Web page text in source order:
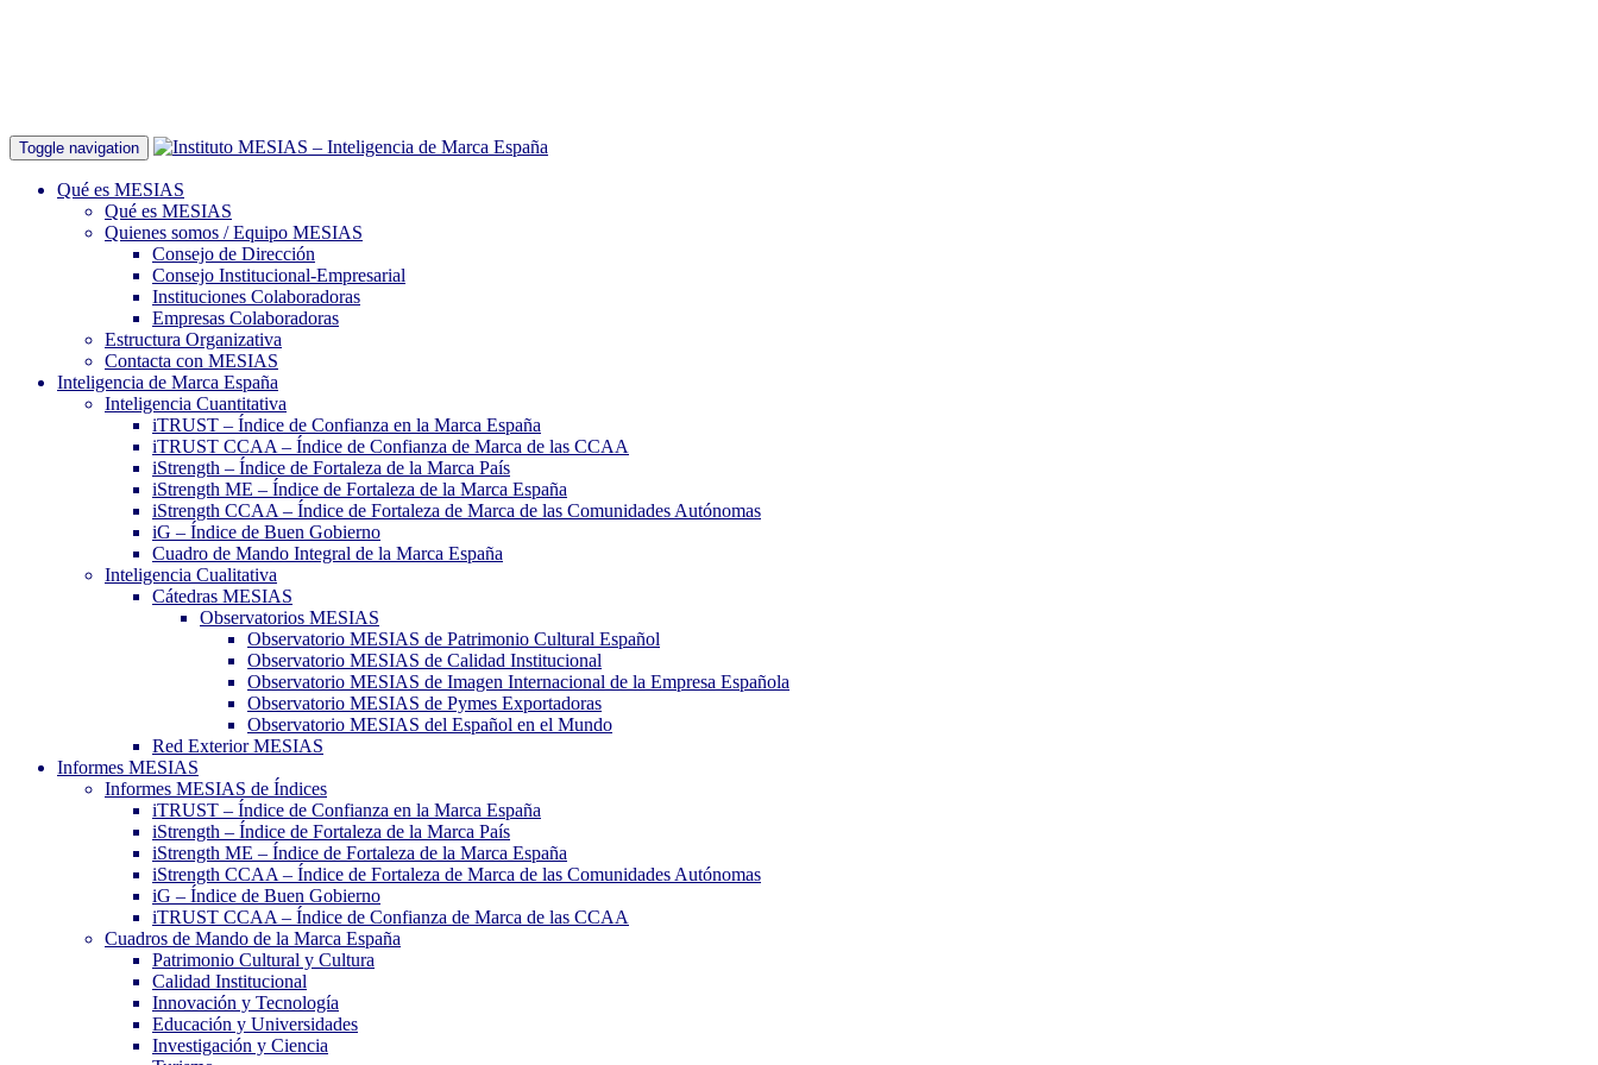
Toggle navigation
Qué es MESIAS
Qué es MESIAS
Quienes somos / Equipo MESIAS
Consejo de Dirección
Consejo Institucional-Empresarial
Instituciones Colaboradoras
Empresas Colaboradoras
Estructura Organizativa
Contacta con MESIAS
Inteligencia de Marca España
Inteligencia Cuantitativa
iTRUST – Índice de Confianza en la Marca España
iTRUST CCAA – Índice de Confianza de Marca de las CCAA
iStrength – Índice de Fortaleza de la Marca País
iStrength ME – Índice de Fortaleza de la Marca España
iStrength CCAA – Índice de Fortaleza de Marca de las Comunidades Autónomas
iG – Índice de Buen Gobierno
Cuadro de Mando Integral de la Marca España
Inteligencia Cualitativa
Cátedras MESIAS
Observatorios MESIAS
Observatorio MESIAS de Patrimonio Cultural Español
Observatorio MESIAS de Calidad Institucional
Observatorio MESIAS de Imagen Internacional de la Empresa Española
Observatorio MESIAS de Pymes Exportadoras
Observatorio MESIAS del Español en el Mundo
Red Exterior MESIAS
Informes MESIAS
Informes MESIAS de Índices
iTRUST – Índice de Confianza en la Marca España
iStrength – Índice de Fortaleza de la Marca País
iStrength ME – Índice de Fortaleza de la Marca España
iStrength CCAA – Índice de Fortaleza de Marca de las Comunidades Autónomas
iG – Índice de Buen Gobierno
iTRUST CCAA – Índice de Confianza de Marca de las CCAA
Cuadros de Mando de la Marca España
Patrimonio Cultural y Cultura
Calidad Institucional
Innovación y Tecnología
Educación y Universidades
Investigación y Ciencia